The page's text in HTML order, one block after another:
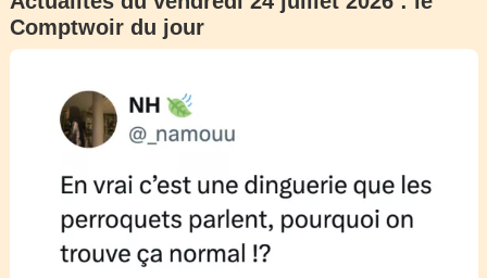
Comptwoir du jour